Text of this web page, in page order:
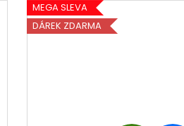
MEGA SLEVA
DÁREK ZDARMA